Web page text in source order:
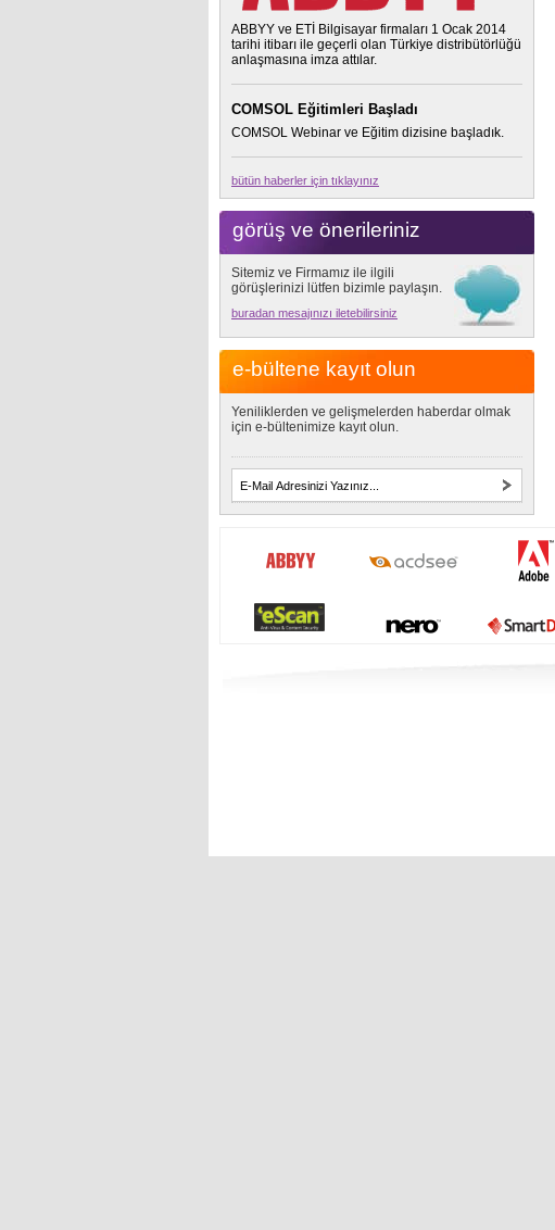
ABBYY ve ETİ Bilgisayar firmaları 1 Ocak 2014
tarihi itibarı ile geçerli olan Türkiye distribütörlüğü
anlaşmasına imza attılar.
COMSOL Eğitimleri Başladı
COMSOL Webinar ve Eğitim dizisine başladık.
bütün haberler için tıklayınız
görüş ve önerileriniz
Sitemiz ve Firmamız ile ilgili
görüşlerinizi lütfen bizimle paylaşın.
buradan mesajınızı iletebilirsiniz
e-bültene kayıt olun
Yeniliklerden ve gelişmelerden haberdar olmak
için e-bültenimize kayıt olun.